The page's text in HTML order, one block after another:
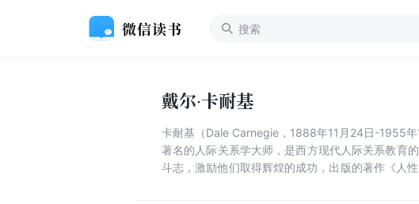
戴尔·卡耐基
卡耐基（Dale Carnegie，1888年11月24日-1955年
著名的人际关系学大师，是西方现代人际关系教育
斗志，激励他们取得辉煌的成功，出版的著作《人